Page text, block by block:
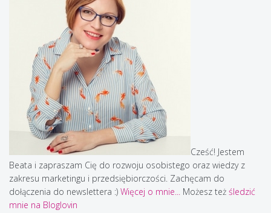
Cześć! Jestem
Beata i zapraszam Cię do rozwoju osobistego oraz wiedzy z
zakresu marketingu i przedsiębiorczości. Zachęcam do
dołączenia do newslettera :) Więcej o mnie... Możesz też śledzić
mnie na Bloglovin